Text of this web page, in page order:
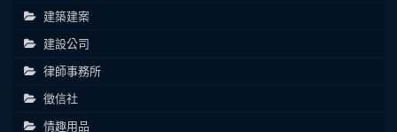
建築建案
建設公司
律師事務所
徵信社
情趣用品